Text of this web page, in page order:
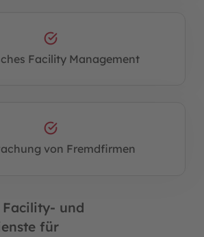
Facility Management
von Fremdfirmen
und
für